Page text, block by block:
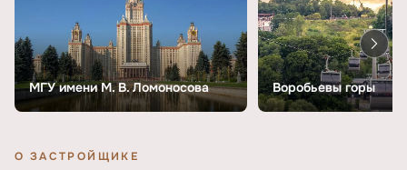
МГУ имени М. В. Ломоносова Воробьевы горы
О ЗАСТРОЙЩИКЕ